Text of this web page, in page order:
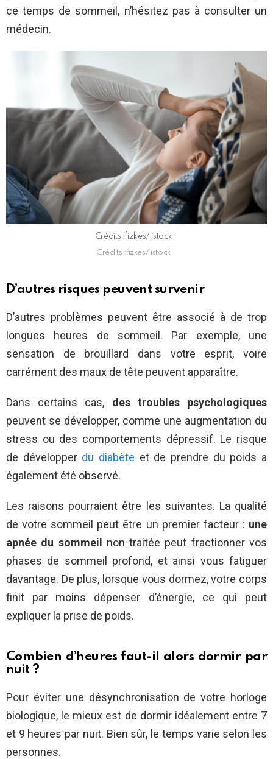
ce temps de sommeil, n’hésitez pas à consulter un
médecin.
Crédits :fizkes/ istock
Crédits :fizkes/ istock
D’autres risques peuvent survenir
D’autres problèmes peuvent être associé à de trop
longues heures de sommeil. Par exemple, une
sensation de brouillard dans votre esprit, voire
carrément des maux de tête peuvent apparaître.
Dans certains cas, des troubles psychologiques
peuvent se développer, comme une augmentation du
stress ou des comportements dépressif. Le risque
de développerdu diabète et de prendre du poids a
également été observé.
Les raisons pourraient être les suivantes. La qualité
de votre sommeil peut être un premier facteur : une
apnée du sommeil
non traitée peut fractionner vos
phases de sommeil profond, et ainsi vous fatiguer
davantage. De plus, lorsque vous dormez, votre corps
finit par moins dépenser d’énergie, ce qui peut
expliquer la prise de poids.
Combien d’heures faut-il alors dormir par
nuit ?
Pour éviter une désynchronisation de votre horloge
biologique, le mieux est de dormir idéalement entre 7
et 9 heures par nuit. Bien sûr, le temps varie selon les
personnes.